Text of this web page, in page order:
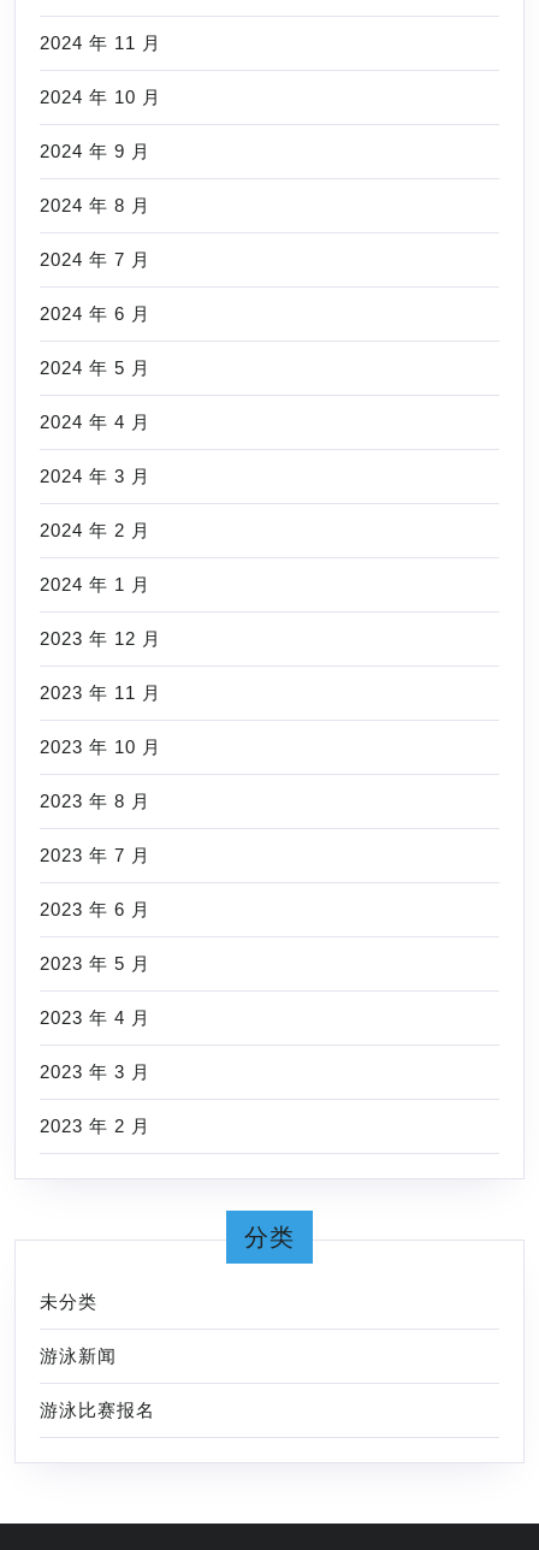
2024 年 11 月
2024 年 10 月
2024 年 9 月
2024 年 8 月
2024 年 7 月
2024 年 6 月
2024 年 5 月
2024 年 4 月
2024 年 3 月
2024 年 2 月
2024 年 1 月
2023 年 12 月
2023 年 11 月
2023 年 10 月
2023 年 8 月
2023 年 7 月
2023 年 6 月
2023 年 5 月
2023 年 4 月
2023 年 3 月
2023 年 2 月
分类
未分类
游泳新闻
游泳比赛报名